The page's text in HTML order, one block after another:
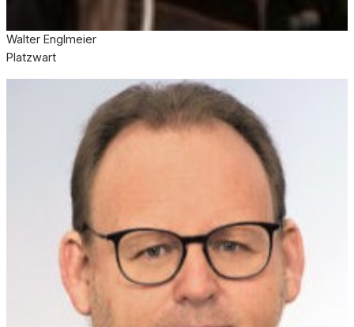
Walter Englmeier
Platzwart